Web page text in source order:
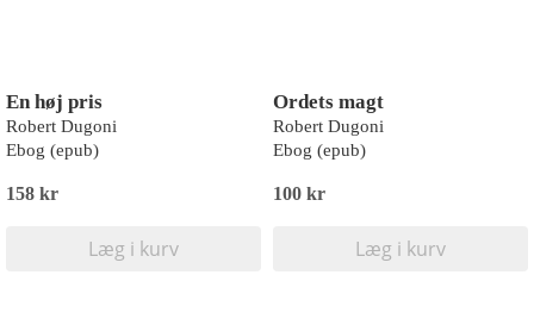
En høj pris
Robert Dugoni
Ebog (epub)
158 kr
Læg i kurv
Ordets magt
Robert Dugoni
Ebog (epub)
100 kr
Læg i kurv